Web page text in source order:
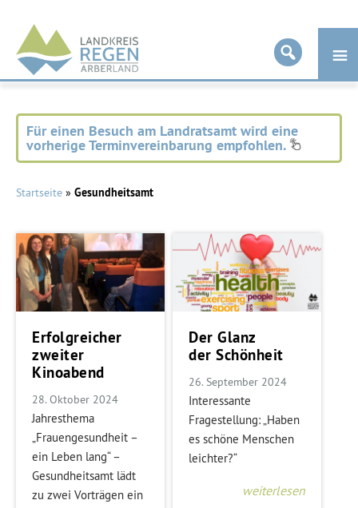
Landkreis
Regen
Für einen Besuch am Landratsamt wird eine
vorherige Terminvereinbarung empfohlen.
Startseite » Gesundheitsamt
Erfolgreicher
zweiter
Kinoabend
28. Oktober 2024
Jahresthema
„Frauengesundheit –
ein Leben lang“ –
Gesundheitsamt lädt
zu zwei Vorträgen ein
Der Glanz
der Schönheit
26. September 2024
Interessante
Fragestellung: „Haben
es schöne Menschen
leichter?“
weiterlesen